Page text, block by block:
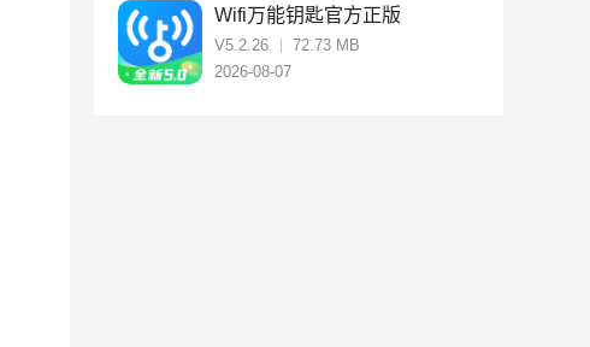
Wifi万能钥匙官方正版
V5.2.26
72.73 MB
2026-08-07